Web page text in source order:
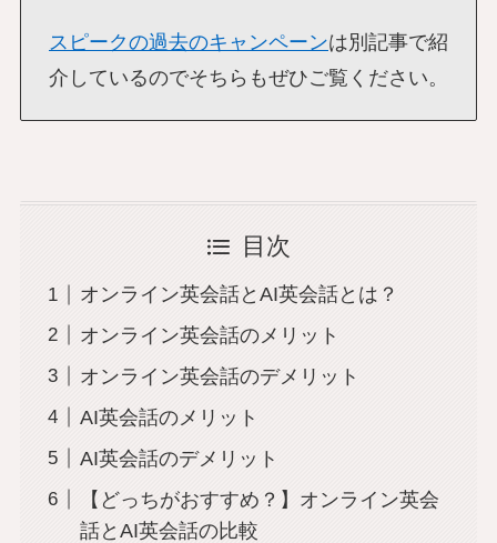
スピークの過去のキャンペーンは別記事で紹
介しているのでそちらもぜひご覧ください。
目次
オンライン英会話とAI英会話とは？
オンライン英会話のメリット
オンライン英会話のデメリット
AI英会話のメリット
AI英会話のデメリット
【どっちがおすすめ？】オンライン英会
話とAI英会話の比較